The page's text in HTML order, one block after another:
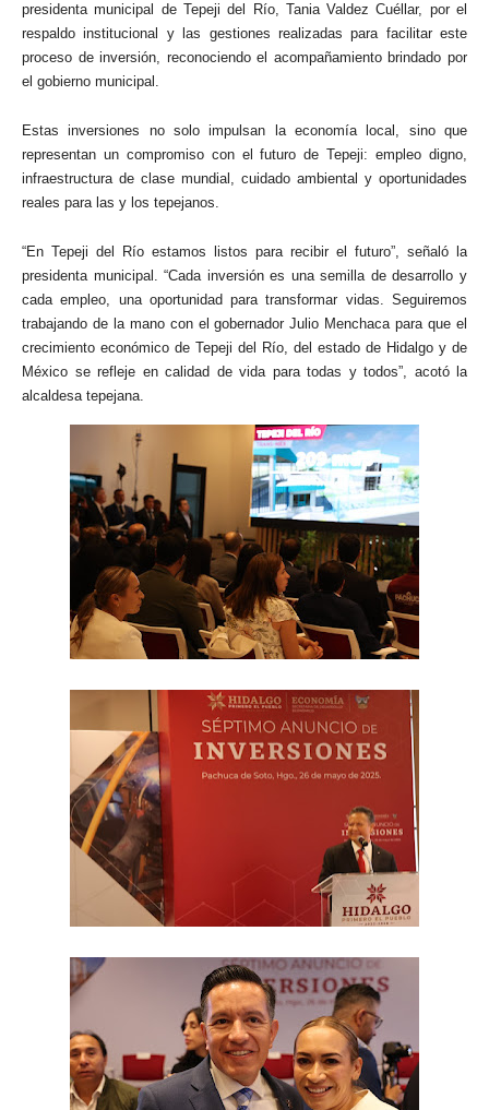
presidenta municipal de Tepeji del Río, Tania Valdez Cuéllar, por el
respaldo institucional y las gestiones realizadas para facilitar este
proceso de inversión, reconociendo el acompañamiento brindado por
el gobierno municipal.
Estas inversiones no solo impulsan la economía local, sino que
representan un compromiso con el futuro de Tepeji: empleo digno,
infraestructura de clase mundial, cuidado ambiental y oportunidades
reales para las y los tepejanos.
“En Tepeji del Río estamos listos para recibir el futuro”, señaló la
presidenta municipal. “Cada inversión es una semilla de desarrollo y
cada empleo, una oportunidad para transformar vidas. Seguiremos
trabajando de la mano con el gobernador Julio Menchaca para que el
crecimiento económico de Tepeji del Río, del estado de Hidalgo y de
México se refleje en calidad de vida para todas y todos”, acotó la
alcaldesa tepejana.